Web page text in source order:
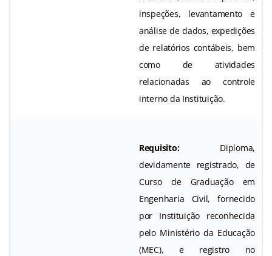
inspeções, levantamento e
análise de dados, expedições
de relatórios contábeis, bem
como de atividades
relacionadas ao controle
interno da Instituição.
Requisito:Diploma,
devidamente registrado, de
Curso de Graduação em
Engenharia Civil, fornecido
por Instituição reconhecida
pelo Ministério da Educação
(MEC), e registro no